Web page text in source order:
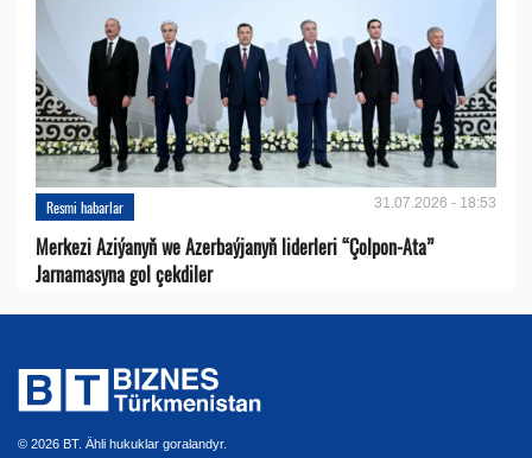
Resmi habarlar 31.07.2026 - 18:53
Merkezi Aziýanyň we Azerbaýjanyň liderleri “Çolpon-Ata”
Jarnamasyna gol çekdiler
© 2026 BT. Ähli hukuklar goralandyr.